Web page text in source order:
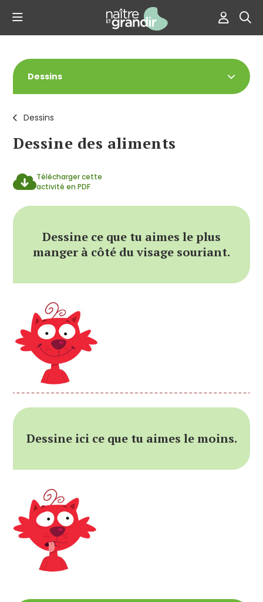
Dessins
Dessine des aliments
Dessins
Télécharger cette
activité en PDF
Dessine ce que tu aimes le plus
manger à côté du visage souriant.
Dessine ici ce que tu aimes le moins.